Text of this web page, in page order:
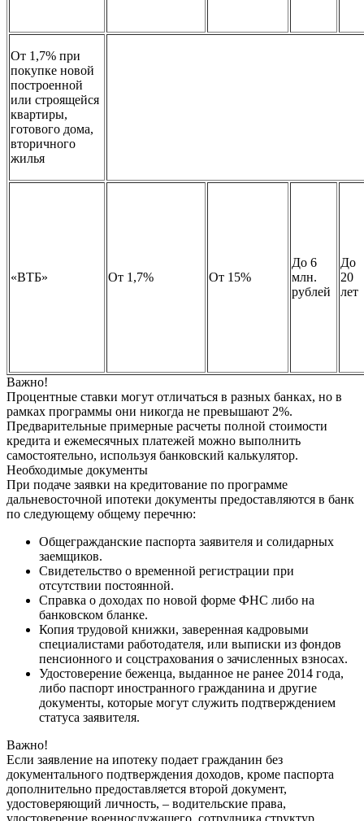
От 1,7% при
покупке новой
построенной
или строящейся
квартиры,
готового дома,
вторичного
жилья
«ВТБ» От 1,7% От 15%
До 6
млн.
рублей
До
20
лет
Важно!
Процентные ставки могут отличаться в разных банках, но в
рамках программы они никогда не превышают 2%.
Предварительные примерные расчеты полной стоимости
кредита и ежемесячных платежей можно выполнить
самостоятельно, используя банковский калькулятор.
Необходимые документы
При подаче заявки на кредитование по программе
дальневосточной ипотеки документы предоставляются в банк
по следующему общему перечню:
Общегражданские паспорта заявителя и солидарных
заемщиков.
Свидетельство о временной регистрации при
отсутствии постоянной.
Справка о доходах по новой форме ФНС либо на
банковском бланке.
Копия трудовой книжки, заверенная кадровыми
специалистами работодателя, или выписки из фондов
пенсионного и соцстрахования о зачисленных взносах.
Удостоверение беженца, выданное не ранее 2014 года,
либо паспорт иностранного гражданина и другие
документы, которые могут служить подтверждением
статуса заявителя.
Важно!
Если заявление на ипотеку подает гражданин без
документального подтверждения доходов, кроме паспорта
дополнительно предоставляется второй документ,
удостоверяющий личность, – водительские права,
удостоверение военнослужащего, сотрудника структур